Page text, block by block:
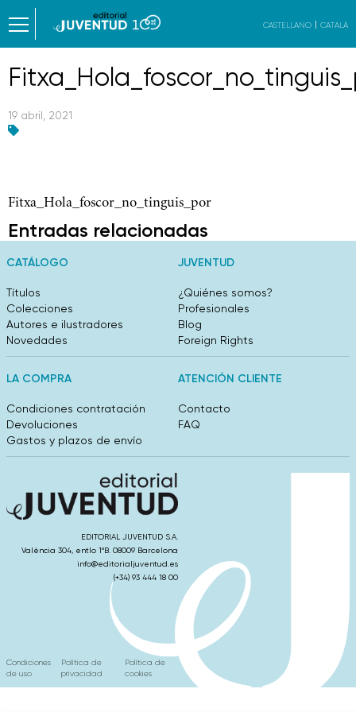
CASTELLANO CATALÀ
19 abril, 2021
Fitxa_Hola_foscor_no_tinguis_por
Entradas relacionadas
CATÁLOGO
Títulos
Colecciones
Autores e ilustradores
Novedades
JUVENTUD
¿Quiénes somos?
Profesionales
Blog
Foreign Rights
LA COMPRA
Condiciones contratación
Devoluciones
Gastos y plazos de envío
ATENCIÓN CLIENTE
Contacto
FAQ
EDITORIAL JUVENTUD S.A.
València 304, entlo 1ºB. 08009 Barcelona
info@editorialjuventud.es
(+34) 93 444 18 00
Condiciones
de uso
Política de
privacidad
Política de
cookies